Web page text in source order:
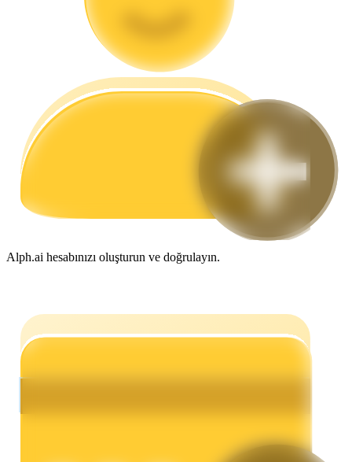
Ticaret stratejileri
Alph.ai hesabınızı oluşturun ve doğrulayın.